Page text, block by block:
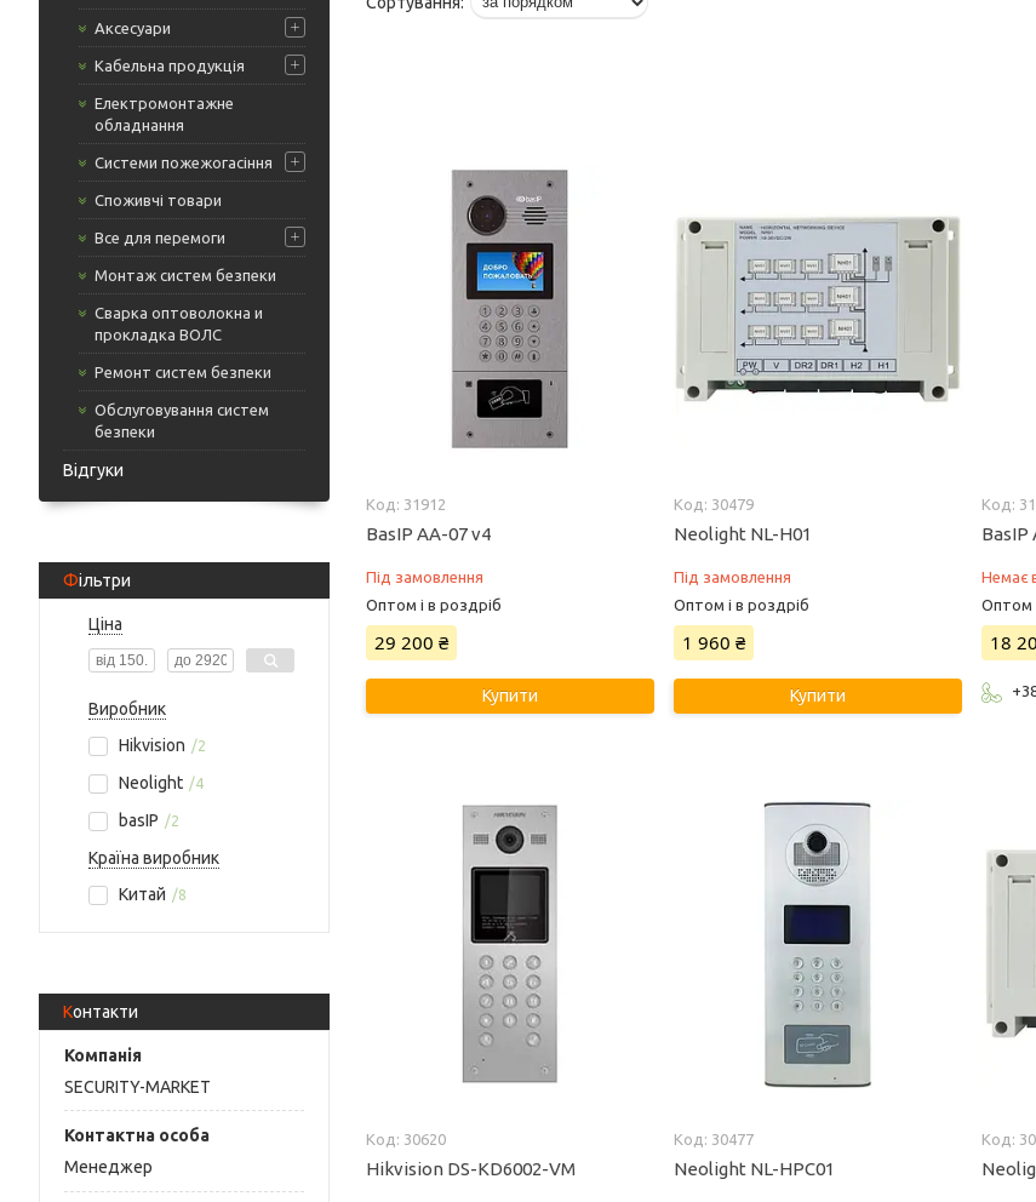
Аксесуари
Кабельна продукція
Електромонтажне
обладнання
Системи пожежогасіння
Споживчі товари
Все для перемоги
Монтаж систем безпеки
Cварка оптоволокна и
прокладка ВОЛС
Ремонт систем безпеки
Обслуговування систем
безпеки
Відгуки
Фільтри
Ціна
Виробник
Hikvision
2
Neolight 4
basIP 2
Країна виробник
Китай
8
Контакти
SECURITY-MARKET
Менеджер
31912
BasIP AA-07 v4
Під замовлення
Оптом і в роздріб
29 200 ₴
Купити
30479
Neolight NL-H01
Під замовлення
Оптом і в роздріб
1 960 ₴
Купити
BasIP
Немає
Оптом
18
30620
Hikvision DS-KD6002-VM
30477
Neolight NL-HPC01